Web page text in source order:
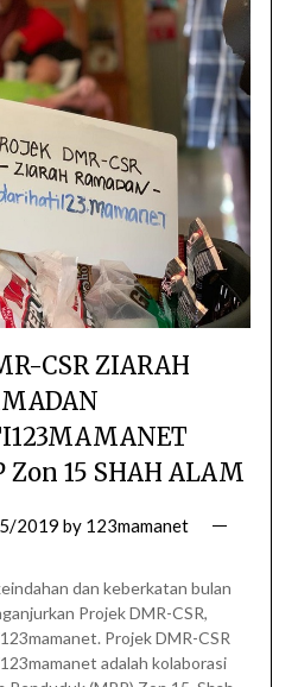
CSR ZIARAH
Zon 15 SHAH ALAM
2019 by 123mamanet
dan keberkatan bulan
Projek DMR-CSR,
Projek DMR-CSR
adalah kolaborasi